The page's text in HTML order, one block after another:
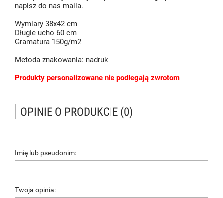
napisz do nas maila.
Wymiary 38x42 cm
Długie ucho 60 cm
Gramatura 150g/m2
Metoda znakowania: nadruk
Produkty personalizowane nie podlegają zwrotom
OPINIE O PRODUKCIE (0)
Imię lub pseudonim:
Twoja opinia: